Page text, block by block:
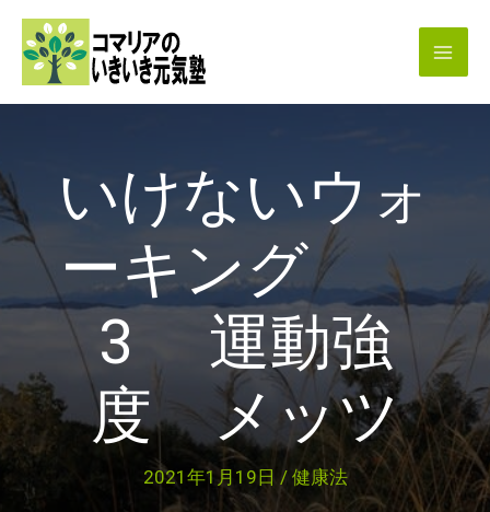
ッ
プ
いけないウォ
ーキング
3 運動強
度 メッツ
2021年1月19日/ 健康法